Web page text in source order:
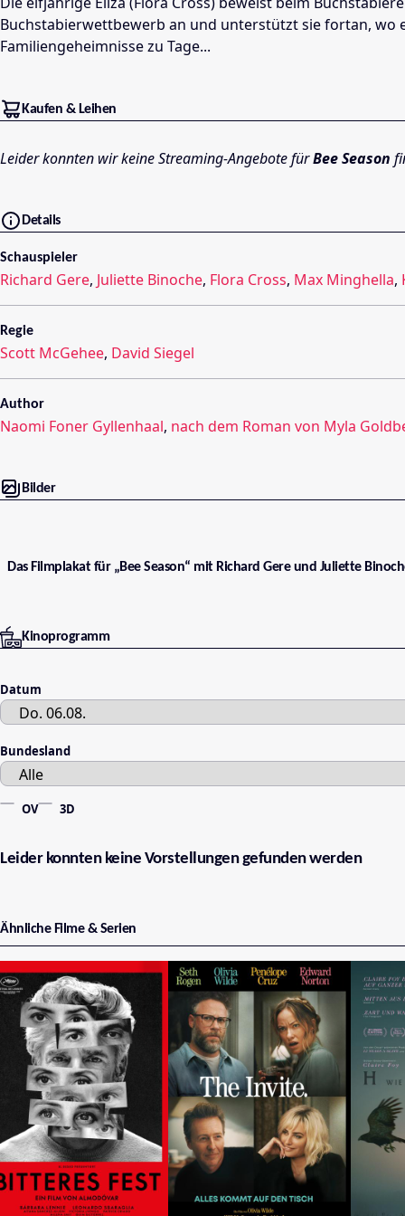
Buchstabierwettbewerb an und unterstützt sie fortan, wo
Familiengeheimnisse zu Tage...
Kaufen & Leihen
Leider konnten wir keine Streaming-Angebote fürBee Season
Details
Schauspieler
Richard Gere, Juliette Binoche, Flora Cross, Max Minghella,
Regie
Scott McGehee, David Siegel
Author
Naomi Foner Gyllenhaal, nach dem Roman von Myla
Bilder
Das Filmplakat für „Bee Season“ mit Richard Gere und Juliette
Kinoprogramm
Datum
Bundesland
OV 3D
Leider konnten keine Vorstellungen gefunden werden
Ähnliche Filme & Serien